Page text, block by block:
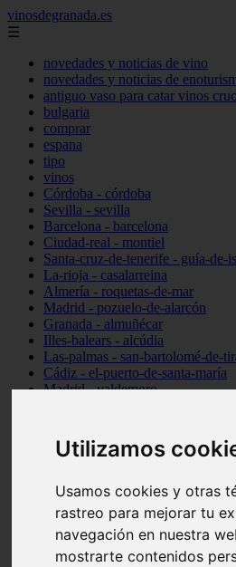
Utilizamos
Usamos cookies y otras
rastreo para mejorar tu
navegación en nuestra
mostrarte contenidos
vinosdegranada.es
☰
novedades y noticias de vino
novedades y noticias de
antiguo vaso para catar vinos
bulgaria
comprar
espana
tipo
vinos
Córdoba - córdoba
Sevilla - sevilla
Barcelona - barcelona
Ciudad-real - montiel
Santa-cruz-de-tenerife - guía-de-
La-rioja - casalarreina
Almería - roquetas-de-mar
Madrid - pozuelo-de-alarcón
Granada - almuñécar
Illes-balears - alcúdia
Las-palmas - san-bartolomé-de-
Cádiz - el-puerto-de-santa-maría
Madrid - valdemoro
Cantabria - suances
Sevilla - bormujos
Málaga - júzcar
Huesca - alquézar
Huesca - castejón-de-sos
Lleida - alt-àneu